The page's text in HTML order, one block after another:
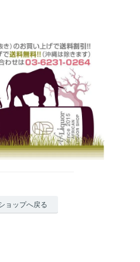
ョップへ戻る